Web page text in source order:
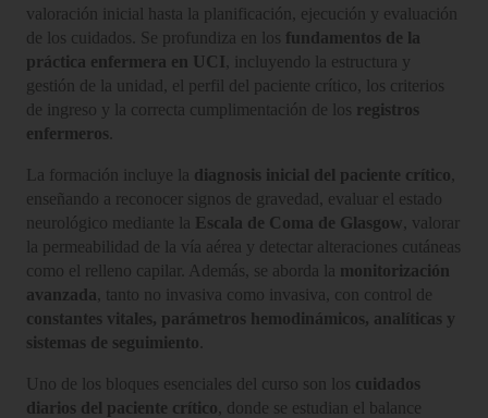
valoración inicial hasta la planificación, ejecución y evaluación
de los cuidados. Se profundiza en los fundamentos de la
práctica enfermera en UCI
, incluyendo la estructura y
gestión de la unidad, el perfil del paciente crítico, los criterios
de ingreso y la correcta cumplimentación de los registros
enfermeros
La formación incluye la diagnosis inicial del paciente crítico
enseñando a reconocer signos de gravedad, evaluar el estado
neurológico mediante la Escala de Coma de Glasgow , valorar
la permeabilidad de la vía aérea y detectar alteraciones cutáneas
como el relleno capilar. Además, se aborda la monitorización
avanzada , tanto no invasiva como invasiva, con control de
constantes vitales, parámetros hemodinámicos, analíticas y
sistemas de seguimiento
Uno de los bloques esenciales del curso son los cuidados
diarios del paciente crítico , donde se estudian el balance